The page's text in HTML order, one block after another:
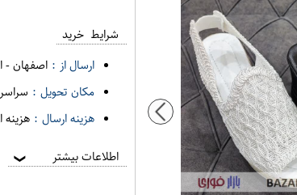
شرایط خرید
ارسال از : اصفهان-
مکان تحویل :
هزینه ارسال :
اطلاعات بیشتر ❯